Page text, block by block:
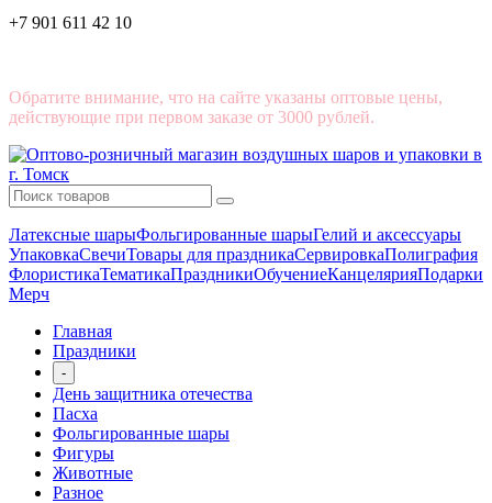
+7 901 611 42 10
Обратите внимание, что на сайте указаны оптовые цены,
действующие при первом заказе от 3000 рублей.
Латексные шарыФольгированные шарыГелий и аксессуары
УпаковкаСвечиТовары для праздникаСервировкаПолиграфия
ФлористикаТематикаПраздникиОбучениеКанцелярияПодарки
Мерч
Главная
Праздники
-
День защитника отечества
Пасха
Фольгированные шары
Фигуры
Животные
Разное